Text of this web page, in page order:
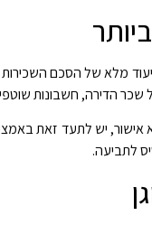
מלא של הסכם
הדירה, חשבונות
אישור, יש לתעד זאת
לתביעה.